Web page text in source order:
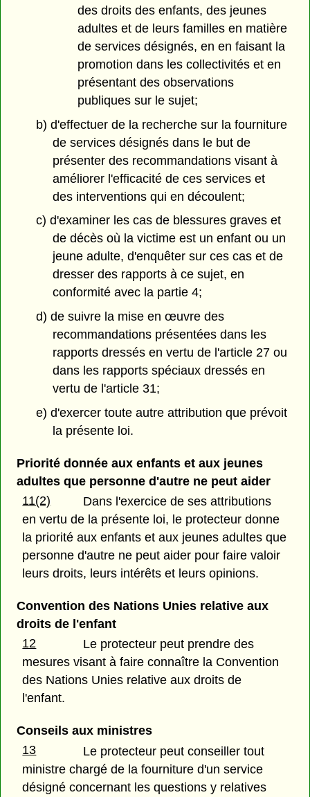
des droits des enfants, des jeunes
adultes et de leurs familles en matière
de services désignés, en en faisant la
promotion dans les collectivités et en
présentant des observations
publiques sur le sujet;
b) d'effectuer de la recherche sur la fourniture
de services désignés dans le but de
présenter des recommandations visant à
améliorer l'efficacité de ces services et
des interventions qui en découlent;
c) d'examiner les cas de blessures graves et
de décès où la victime est un enfant ou un
jeune adulte, d'enquêter sur ces cas et de
dresser des rapports à ce sujet, en
conformité avec la partie 4;
d) de suivre la mise en œuvre des
recommandations présentées dans les
rapports dressés en vertu de l'article 27 ou
dans les rapports spéciaux dressés en
vertu de l'article 31;
e) d'exercer toute autre attribution que prévoit
la présente loi.
Priorité donnée aux enfants et aux jeunes
adultes que personne d'autre ne peut aider
11(2)
Dans l'exercice de ses attributions
en vertu de la présente loi, le protecteur donne
la priorité aux enfants et aux jeunes adultes que
personne d'autre ne peut aider pour faire valoir
leurs droits, leurs intérêts et leurs opinions.
Convention des Nations Unies relative aux
droits de l'enfant
12
Le protecteur peut prendre des
mesures visant à faire connaître la Convention
des Nations Unies relative aux droits de
l'enfant.
Conseils aux ministres
13
Le protecteur peut conseiller tout
ministre chargé de la fourniture d'un service
désigné concernant les questions y relatives